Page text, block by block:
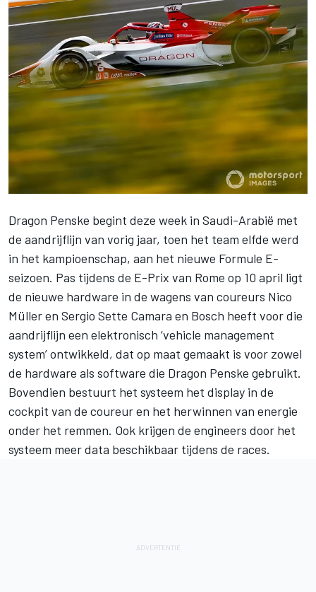
Dragon Penske begint deze week in Saudi-Arabië met
de aandrijflijn van vorig jaar, toen het team elfde werd
in het kampioenschap, aan het nieuwe Formule E-
seizoen. Pas tijdens de E-Prix van Rome op 10 april ligt
de nieuwe hardware in de wagens van coureurs Nico
Mülleren Sergio Sette Camara en Bosch heeft voor die
aandrijflijn een elektronisch ‘vehicle management
system’ ontwikkeld, dat op maat gemaakt is voor zowel
de hardware als software die Dragon Penske gebruikt.
Bovendien bestuurt het systeem het display in de
cockpit van de coureur en het herwinnen van energie
onder het remmen. Ook krijgen de engineers door het
systeem meer data beschikbaar tijdens de races.